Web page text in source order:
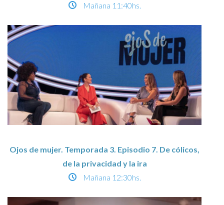
Mañana 11:40hs.
Ojos de mujer. Temporada 3. Episodio 7. De cólicos,
de la privacidad y la ira
Mañana 12:30hs.